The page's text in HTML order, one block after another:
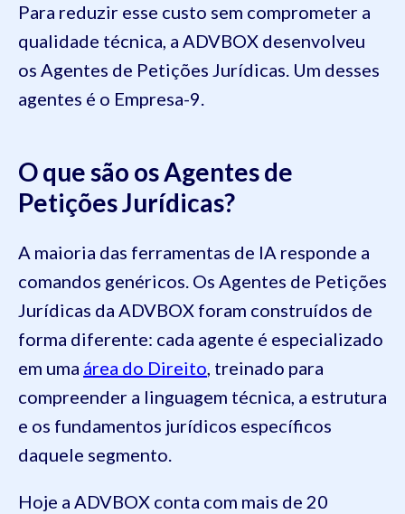
Para reduzir esse custo sem comprometer a
qualidade técnica, a ADVBOX desenvolveu
os Agentes de Petições Jurídicas. Um desses
agentes é o Empresa-9.
O que são os Agentes de
Petições Jurídicas?
A maioria das ferramentas de IA responde a
comandos genéricos. Os Agentes de Petições
Jurídicas da ADVBOX foram construídos de
forma diferente: cada agente é especializado
em uma área do Direito, treinado para
compreender a linguagem técnica, a estrutura
e os fundamentos jurídicos específicos
daquele segmento.
Hoje a ADVBOX conta com mais de 20